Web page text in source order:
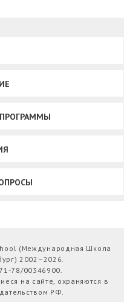
(Международная Школа
2002–2026.
78/00346900.
на сайте, охраняются в
РФ.